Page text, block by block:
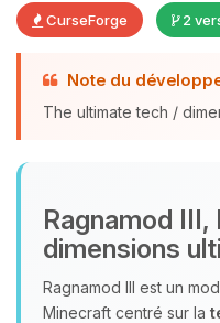
CurseForge 2
Note du
The ultimate tech /
Ragnamod
dimensions
Ragnamod III est un
Minecraft centré sur la
Youpi, enfin
parler ! Moi
assistant
07/08/2026 à